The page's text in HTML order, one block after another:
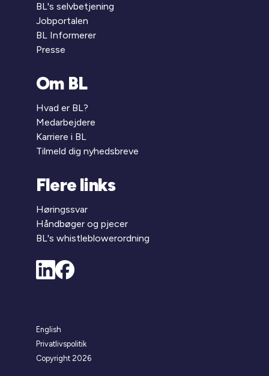
BL's selvbetjening
Jobportalen
BL Informerer
Presse
Om BL
Hvad er BL?
Medarbejdere
Karriere i BL
Tilmeld dig nyhedsbreve
Flere links
Høringssvar
Håndbøger og pjecer
BL's whistleblowerordning
English
Privatlivspolitik
Copyright 2026